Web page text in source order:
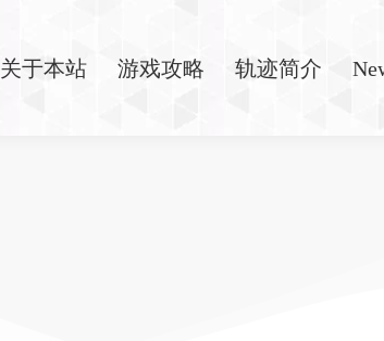
关于本站 游戏攻略 轨迹简介